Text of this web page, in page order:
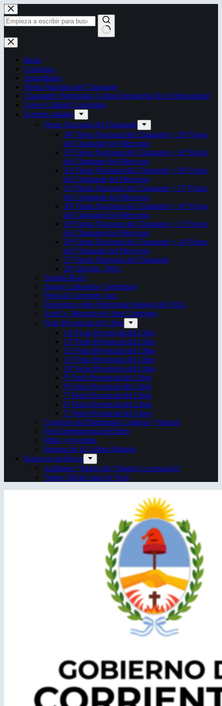
Saltar
al
contenido
Sin
resultados
Inicio
Contactos
Autoridades
Fiesta Nacional del Chamamé
Chamamé: Patrimonio Cultural Inmaterial de la Humanidad
Censo Cultural Correntino
Eventos anuales
Fiesta Nacional del Chamamé
34ª Fiesta Nacional del Chamamé y 20ª Fiesta
del Chamamé del Mercosur
33ª Fiesta Nacional del Chamamé y 19ª Fiesta
del Chamamé del Mercosur
32ª Fiesta Nacional del Chamamé y 18ª Fiesta
del Chamamé del Mercosur
31ª Fiesta Nacional del Chamamé y 17ª Fiesta
del Chamamé del Mercosur
30ª Fiesta Nacional del Chamamé y 16ª Fiesta
del Chamamé del Mercosur
29ª Fiesta Nacional del Chamamé y 15ª Fiesta
del Chamamé del Mercosur
28ª Fiesta Nacional del Chamamé y 14ª Fiesta
del Chamamé del Mercosur
27ª Fiesta Nacional del Chamamé
26ª Edición. 2016.
Taragüi Rock
Juegos Culturales Correntinos
Festival Corrientes Jazz
Encuentro sobre Patrimonio Integral del NEA
ArteCo. Mercado de Arte Corrientes
Feria Provincial del Libro
14ª Feria Provincial del Libro
13ª Feria Provincial del Libro
12ª Feria Provincial del Libro
11ª Feria Provincial del Libro
10ª Feria Provincial del Libro
9ª Feria Provincial del Libro
8ª Feria Provincial del Libro
7ª Feria Provincial del Libro
6ª Feria Provincial del Libro
5ª Feria Provincial del Libro
Congreso del Patrimonio Cultural y Natural
Feria Internacional del libro
Mitos y leyendas
Semana de la Cultura Italiana
Espacios escénicos
Anfiteatro “Mario del Tránsito Cocomarola”
Teatro Oficial Juan de Vera